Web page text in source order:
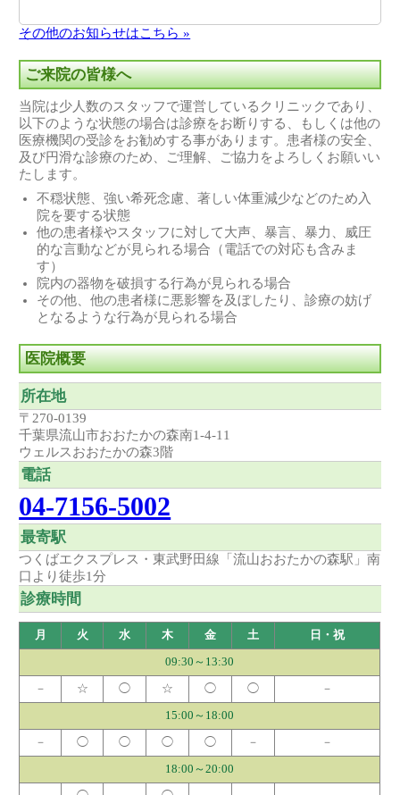
その他のお知らせはこちら »
ご来院の皆様へ
当院は少人数のスタッフで運営しているクリニックであり、
以下のような状態の場合は診療をお断りする、もしくは他の
医療機関の受診をお勧めする事があります。患者様の安全、
及び円滑な診療のため、ご理解、ご協力をよろしくお願いい
たします。
不穏状態、強い希死念慮、著しい体重減少などのため入
院を要する状態
他の患者様やスタッフに対して大声、暴言、暴力、威圧
的な言動などが見られる場合（電話での対応も含みま
す）
院内の器物を破損する行為が見られる場合
その他、他の患者様に悪影響を及ぼしたり、診療の妨げ
となるような行為が見られる場合
医院概要
所在地
〒270-0139
千葉県流山市おおたかの森南1-4-11
ウェルスおおたかの森3階
電話
04-7156-5002
最寄駅
つくばエクスプレス・東武野田線「流山おおたかの森駅」南
口より徒歩1分
診療時間
月 火 水 木 金 土 日・祝
09:30～13:30
－ ☆ ◯ ☆ ◯ ◯ －
15:00～18:00
－ ◯ ◯ ◯ ◯ － －
18:00～20:00